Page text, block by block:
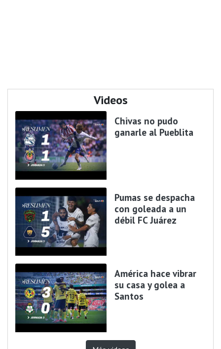
Videos
Chivas no pudo
ganarle al Pueblita
Pumas se despacha
con goleada a un
débil FC Juárez
América hace vibrar
su casa y golea a
Santos